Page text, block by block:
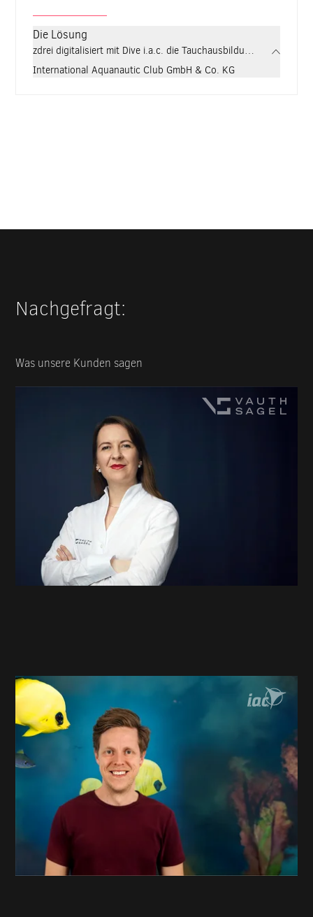
Die Lösung
zdrei digitalisiert mit Dive i.a.c. die Tauchausbildung von
International Aquanautic Club GmbH & Co. KG
Nachgefragt:
Was unsere Kunden sagen
Angelika Weidling
Head of Marketing Vauth Sagel
Angelika Weidling - Head of Marketing Vauth Sagel